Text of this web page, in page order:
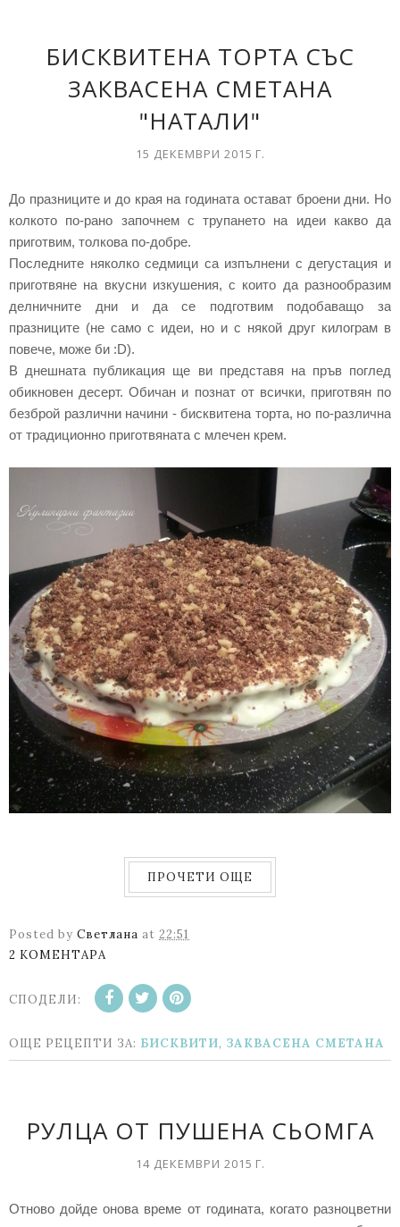
БИСКВИТЕНА ТОРТА СЪС
ЗАКВАСЕНА СМЕТАНА
"НАТАЛИ"
15 ДЕКЕМВРИ 2015 Г.
До празниците и до края на годината остават броени дни. Но
колкото по-рано започнем с трупането на идеи какво да
приготвим, толкова по-добре.
Последните няколко седмици са изпълнени с дегустация и
приготвяне на вкусни изкушения, с които да разнообразим
делничните дни и да се подготвим подобаващо за
празниците (не само с идеи, но и с някой друг килограм в
повече, може би :D).
В днешната публикация ще ви представя на пръв поглед
обикновен десерт. Обичан и познат от всички, приготвян по
безброй различни начини - бисквитена торта, но по-различна
от традиционно приготвяната с млечен крем.
ПРОЧЕТИ ОЩЕ
Posted by Светлана at 22:51
2 КОМЕНТАРА
СПОДЕЛИ:
ОЩЕ РЕЦЕПТИ ЗА: БИСКВИТИ, ЗАКВАСЕНА СМЕТАНА
РУЛЦА ОТ ПУШЕНА СЬОМГА
14 ДЕКЕМВРИ 2015 Г.
Отново дойде онова време от годината, когато разноцветни